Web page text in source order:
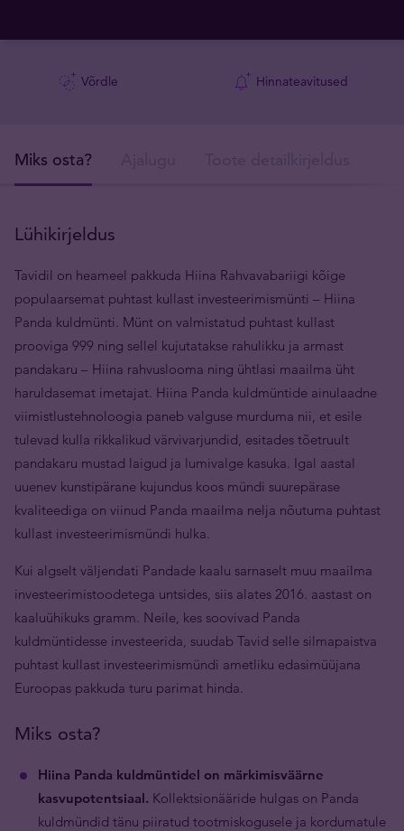
Võrdle Hinnateavitused
Miks osta?
Lühikirjeldus
Tavidil on heameel pakkuda Hiina Rahvavabariigi kõige
populaarsemat puhtast kullast investeerimismünti – Hiina
Panda kuldmünti. Münt on valmistatud puhtast kullast
prooviga 999 ning sellel kujutatakse rahulikku ja armast
pandakaru – Hiina rahvuslooma ning ühtlasi maailma üht
haruldasemat imetajat. Hiina Panda kuldmüntide ainulaadne
viimistlustehnoloogia paneb valguse murduma nii, et esile
tulevad kulla rikkalikud värvivarjundid, esitades tõetruult
pandakaru mustad laigud ja lumivalge kasuka. Igal aastal
uuenev kunstipärane kujundus koos mündi suurepärase
kvaliteediga on viinud Panda maailma nelja nõutuma puhtast
kullast investeerimismündi hulka.
Kui algselt väljendati Pandade kaalu sarnaselt muu maailma
investeerimistoodetega untsides, siis alates 2016. aastast on
kaaluühikuks gramm. Neile, kes soovivad Panda
kuldmüntidesse investeerida, suudab Tavid selle silmapaistva
puhtast kullast investeerimismündi ametliku edasimüüjana
Euroopas pakkuda turu parimat hinda.
Miks osta?
Hiina Panda kuldmüntidel on märkimisväärne
kasvupotentsiaal. Kollektsionääride hulgas on Panda
kuldmündid tänu piiratud tootmiskogusele ja kordumatule